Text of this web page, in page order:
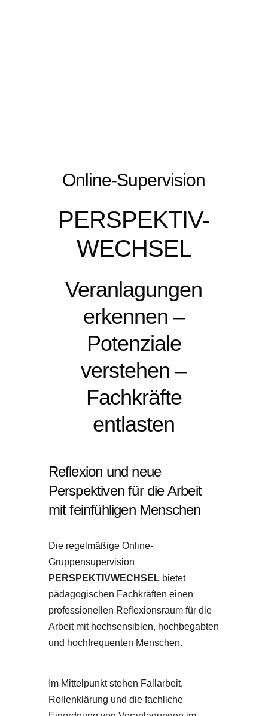
Online-Supervision
PERSPEKTIV-
WECHSEL
Veranlagungen
erkennen –
Potenziale
verstehen –
Fachkräfte
entlasten
Reflexion und neue
Perspektiven für die Arbeit
mit feinfühligen Menschen
Die regelmäßige Online-
Gruppensupervision
PERSPEKTIVWECHSELbietet
pädagogischen Fachkräften einen
professionellen Reflexionsraum für die
Arbeit mit hochsensiblen, hochbegabten
und hochfrequenten Menschen.
Im Mittelpunkt stehen Fallarbeit,
Rollenklärung und die fachliche